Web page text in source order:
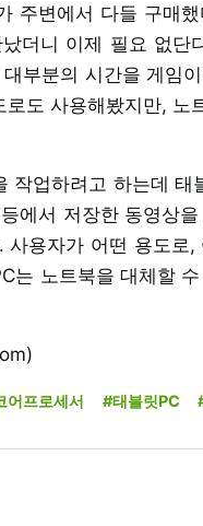
주변에서 다들 구매
더니 이제 필요 없단
부분의 시간을 게임
도 사용해봤지만, 노
작업하려고 하는데 태
에서 저장한 동영상
사용자가 어떤 용도로
는 노트북을 대체할
어프로세서 #태블릿PC